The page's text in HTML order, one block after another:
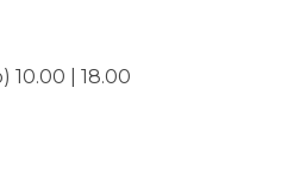
10.00 | 18.00